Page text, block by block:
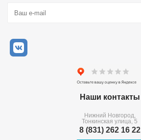
Наши контакты
Нижний Новгород,
Тонкинская улица, 5
8 (831) 262 16 22